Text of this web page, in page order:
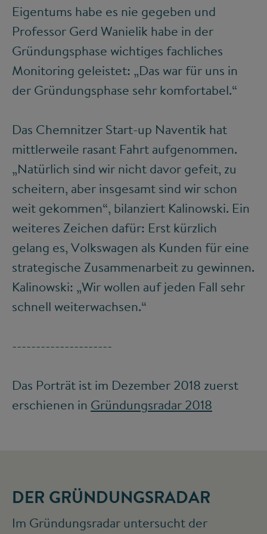
Eigentums habe es nie gegeben und
Professor Gerd Wanielik habe in der
Gründungsphase wichtiges fachliches
Monitoring geleistet: „Das war für uns in
der Gründungsphase sehr komfortabel.“
Das Chemnitzer Start-up Naventik hat
mittlerweile rasant Fahrt aufgenommen.
„Natürlich sind wir nicht davor gefeit, zu
scheitern, aber insgesamt sind wir schon
weit gekommen“, bilanziert Kalinowski. Ein
weiteres Zeichen dafür: Erst kürzlich
gelang es, Volkswagen als Kunden für eine
strategische Zusammenarbeit zu gewinnen.
Kalinowski: „Wir wollen auf jeden Fall sehr
schnell weiterwachsen.“
---------------------
Das Porträt ist im Dezember 2018 zuerst
erschienen in Gründungsradar 2018
DER GRÜNDUNGSRADAR
Im Gründungsradar untersucht der